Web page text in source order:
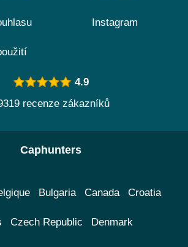
Instagram
4.9
recenze zákazníků
Caphunters
Bulgaria Canada Croatia
Czech Republic Denmark